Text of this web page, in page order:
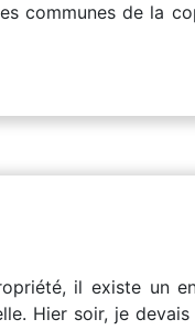
communes de la
il existe un
Hier soir, je